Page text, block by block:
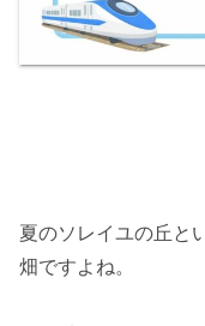
夏のソレイユの丘と
畑ですよね。